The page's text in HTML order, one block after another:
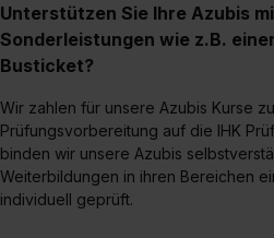
einzelnen Cookies findest du
zeigen“. Weitere Informationen:
Impressum
Unterstützen Sie Ihre Azubis
Sonderleistungen wie z.B.
Busticket?
Wir zahlen für unsere Azubis Kurse
Prüfungsvorbereitung auf die IHK
binden wir unsere Azubis
Weiterbildungen in ihren Bereichen
individuell geprüft.